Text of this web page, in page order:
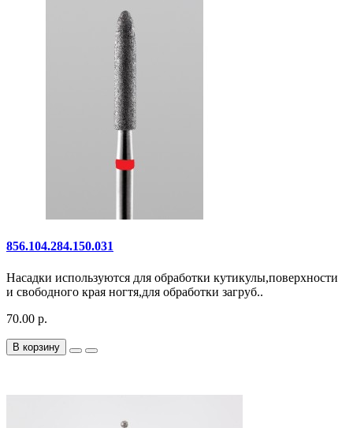
856.104.284.150.031
Насадки используются для обработки кутикулы,поверхности
и свободного края ногтя,для обработки загруб..
70.00 р.
В корзину